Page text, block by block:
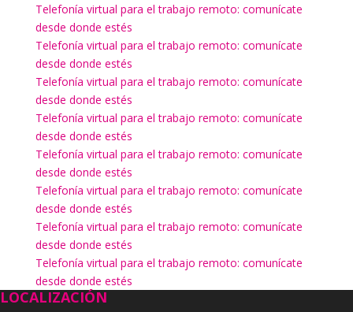
Telefonía virtual para el trabajo remoto: comunícate
desde donde estés
Telefonía virtual para el trabajo remoto: comunícate
desde donde estés
Telefonía virtual para el trabajo remoto: comunícate
desde donde estés
Telefonía virtual para el trabajo remoto: comunícate
desde donde estés
Telefonía virtual para el trabajo remoto: comunícate
desde donde estés
Telefonía virtual para el trabajo remoto: comunícate
desde donde estés
Telefonía virtual para el trabajo remoto: comunícate
desde donde estés
Telefonía virtual para el trabajo remoto: comunícate
desde donde estés
LOCALIZACIÓN